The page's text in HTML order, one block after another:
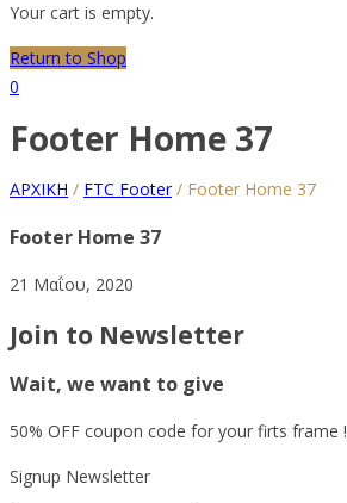
Your cart is empty.
Return to Shop
0
Footer Home 37
ΑΡΧΙΚΗ / FTC Footer / Footer Home 37
Footer Home 37
21 Μαΐου, 2020
Join to Newsletter
Wait, we want to give
50% OFF coupon code for your firts frame !
Signup Newsletter